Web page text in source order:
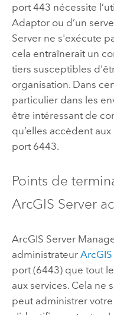
port 443 nécessite
Adaptorou d’un
Serverne s'exécute
cela entraînerait un
tiers susceptibles
organisation. Dans
particulier dans les
être intéressant de
qu’elles accèdent
port 6443.
Points de
ArcGIS Server
ArcGIS Server
administrateur
port (6443) que tout
aux services. Cela ne
peut administrer